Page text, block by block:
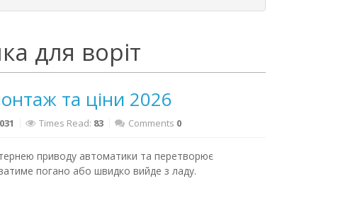
для воріт
та ціни 2026
Times Read: 83 Comments 0
приводу автоматики та перетворює
погано або швидко вийде з ладу.